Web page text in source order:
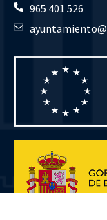
965 401 526